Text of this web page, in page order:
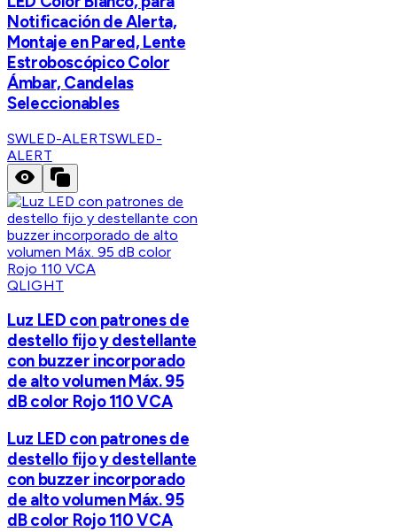
Notificación de Alerta,
Montaje en Pared, Lente
Estroboscópico Color
Ámbar, Candelas
Seleccionables
SWLED-ALERTSWLED-
ALERT
QLIGHT
Luz LED con patrones de
destello fijo y destellante
con buzzer incorporado
de alto volumen Máx. 95
dB color Rojo 110 VCA
Luz LED con patrones de
destello fijo y destellante
con buzzer incorporado
de alto volumen Máx. 95
dB color Rojo 110 VCA